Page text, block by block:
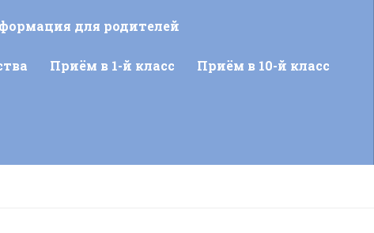
для родителей
Приём в 1-й класс Приём в 10-й класс